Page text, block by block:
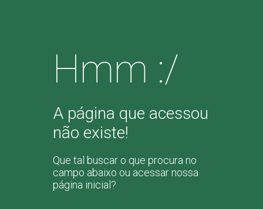
Hmm :/
A página que acessou
não existe!
Que tal buscar o que procura no
campo abaixo ou acessar nossa
página inicial?